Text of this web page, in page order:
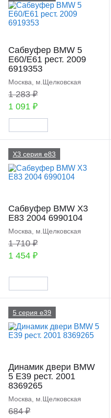
Сабвуфер BMW 5
E60/E61 рест. 2009
6919353
Москва, м.Щелковская
1 283 ₽
1 091 ₽
X3 серия e83
Сабвуфер BMW X3
E83 2004 6990104
Москва, м.Щелковская
1 710 ₽
1 454 ₽
5 серия e39
Динамик двери BMW
5 E39 рест. 2001
8369265
Москва, м.Щелковская
684 ₽